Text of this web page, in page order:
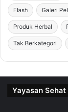
Flash Galeri
Produk Herbal
Tak Berkategori
Yayasan